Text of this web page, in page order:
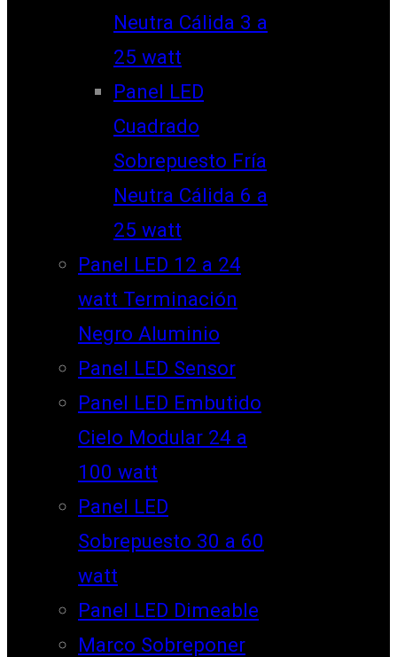
Neutra Cálida 3 a
25 watt
Panel LED
Cuadrado
Sobrepuesto Fría
Neutra Cálida 6 a
25 watt
Panel LED 12 a 24
watt Terminación
Negro Aluminio
Panel LED Sensor
Panel LED Embutido
Cielo Modular 24 a
100 watt
Panel LED
Sobrepuesto 30 a 60
watt
Panel LED Dimeable
Marco Sobreponer